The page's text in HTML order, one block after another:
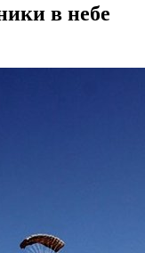
в небе